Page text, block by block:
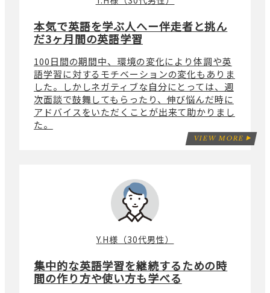
本気で英語を学ぶ人へー伴走者と挑ん
だ3ヶ月間の英語学習
100日間の期間中、環境の変化により体調や英
語学習に対するモチベーションの変化もありま
した。しかしネガティブな自分にとっては、週
次面談で鼓舞してもらったり、伸び悩んだ時に
アドバイスをいただくことが出来て助かりまし
た。
VIEW MORE
集中的な英語学習を継続するための時
間の作り方や使い方も学べる
Y.H様（30代男性）